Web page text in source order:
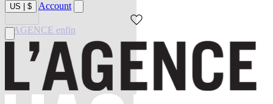
US $ Account
L'AGENCE enfin